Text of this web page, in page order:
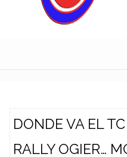
DONDE VA EL
RALLY OGIER…